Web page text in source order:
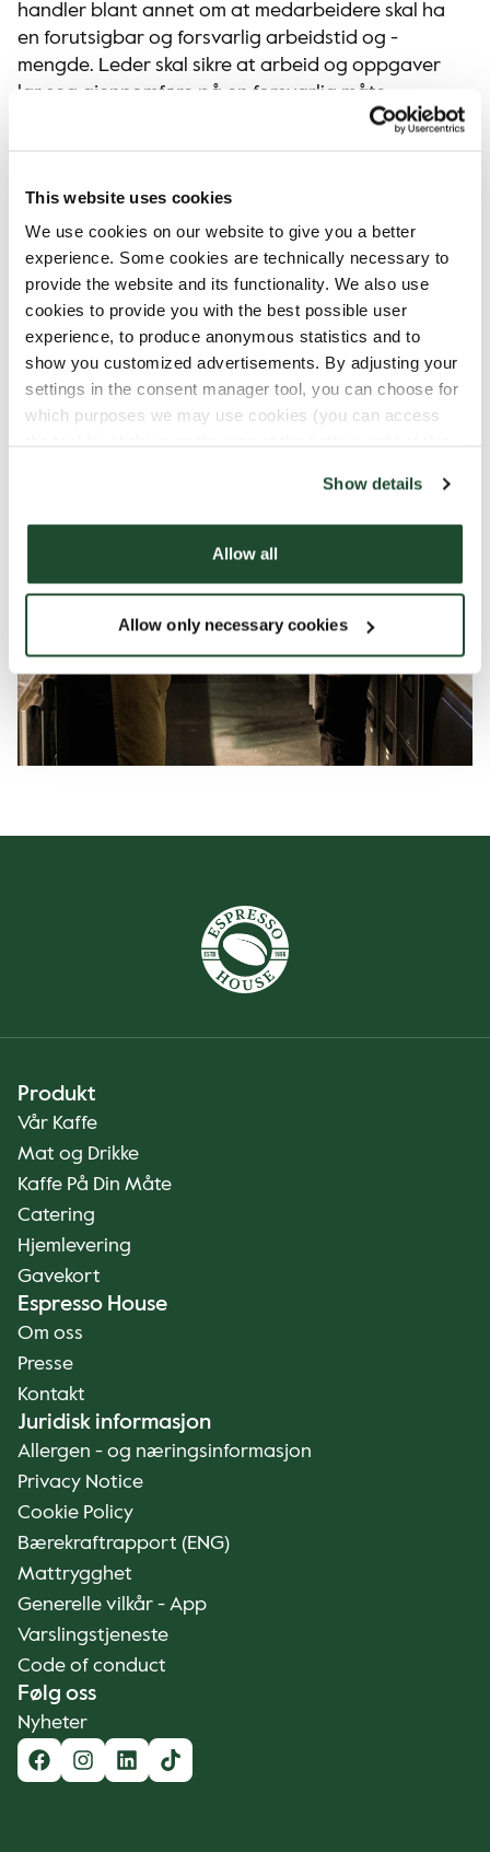
This website uses cookies
We use cookies on our website to give you a better
experience. Some cookies are technically necessary to
provide the website and its functionality. We also use
cookies to provide you with the best possible user
experience, to produce anonymous statistics and to
show you customized advertisements. By adjusting your
settings in the consent manager tool, you can choose for
which purposes we may use cookies (you can access
Show details
Allow all
Allow only necessary cookies
handler blant annet om at medarbeidere skal ha
en forutsigbar og forsvarlig arbeidstid og -
mengde. Leder skal sikre at arbeid og oppgaver
lar seg gjennomføre på en forsvarlig måte
gjennom god planlegging og prioriteringsevne
Dette er godt ment for at vi skal få gode rutiner
er det nødvendig for å få gode rutiner på plass
på vår arbeidsplass.
Produkt
Vår Kaffe
Mat og Drikke
Kaffe På Din Måte
Catering
Hjemlevering
Gavekort
Espresso House
Om oss
Presse
Kontakt
Juridisk informasjon
Allergen - og næringsinformasjon
Privacy Notice
Cookie Policy
Bærekraftrapport (ENG)
Mattrygghet
Generelle vilkår - App
Varslingstjeneste
Code of conduct
Følg oss
Nyheter